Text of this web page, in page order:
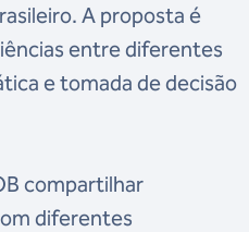
A proposta é
entre diferentes
e tomada de decisão
compartilhar
diferentes